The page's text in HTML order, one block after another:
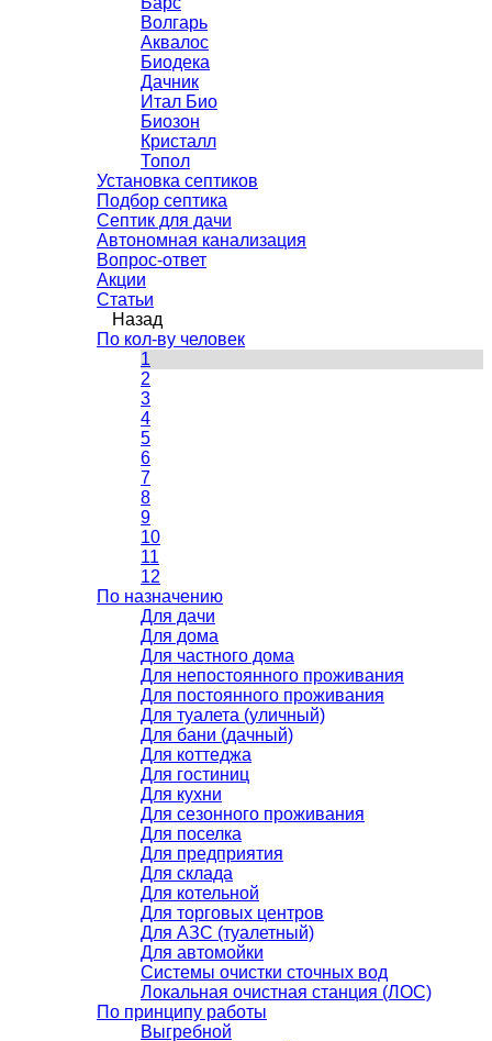
Волгарь
Аквалос
Биодека
Дачник
Итал Био
Биозон
Кристалл
Топол
Установка септиков
Подбор септика
Септик для дачи
Автономная канализация
Вопрос-ответ
Акции
Статьи
Назад
По кол-ву человек
1
2
3
4
5
6
7
8
9
10
11
12
По назначению
Для дачи
Для дома
Для частного дома
Для непостоянного проживания
Для постоянного проживания
Для туалета (уличный)
Для бани (дачный)
Для коттеджа
Для гостиниц
Для кухни
Для сезонного проживания
Для поселка
Для предприятия
Для склада
Для котельной
Для торговых центров
Для АЗС (туалетный)
Для автомойки
Системы очистки сточных вод
Локальная очистная станция (ЛОС)
По принципу работы
Выгребной